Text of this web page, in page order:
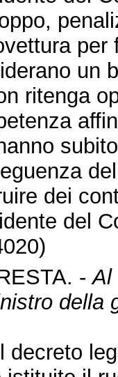
per
un
ritenga
dei
del
-Al
della
decreto